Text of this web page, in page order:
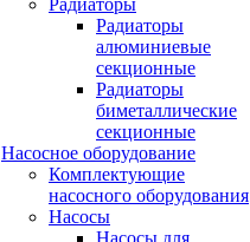
Радиаторы
Радиаторы
алюминиевые
секционные
Радиаторы
биметаллические
секционные
Насосное оборудование
Комплектующие
насосного оборудования
Насосы